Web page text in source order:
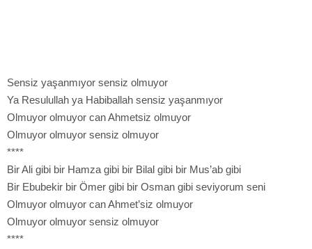
Sensiz yaşanmıyor sensiz olmuyor
Ya Resulullah ya Habiballah sensiz yaşanmıyor
Olmuyor olmuyor can Ahmetsiz olmuyor
Olmuyor olmuyor sensiz olmuyor
****
Bir Ali gibi bir Hamza gibi bir Bilal gibi bir Mus’ab gibi
Bir Ebubekir bir Ömer gibi bir Osman gibi seviyorum seni
Olmuyor olmuyor can Ahmet’siz olmuyor
Olmuyor olmuyor sensiz olmuyor
****